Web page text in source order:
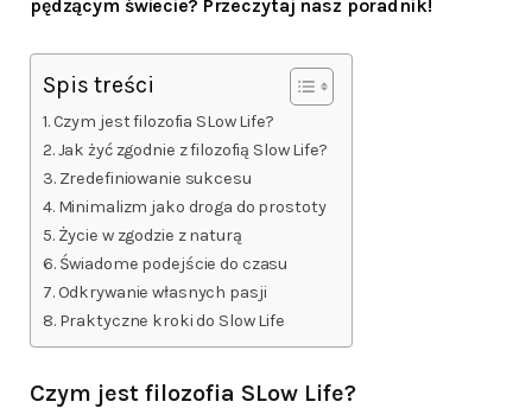
pędzącym świecie? Przeczytaj nasz poradnik!
Spis treści
Czym jest filozofia SLow Life?
Jak żyć zgodnie z filozofią Slow Life?
Zredefiniowanie sukcesu
Minimalizm jako droga do prostoty
Życie w zgodzie z naturą
Świadome podejście do czasu
Odkrywanie własnych pasji
Praktyczne kroki do Slow Life
Czym jest filozofia SLow Life?